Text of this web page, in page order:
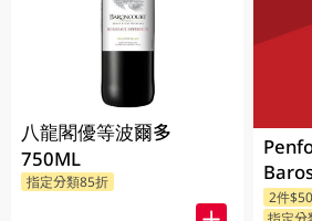
八龍閣優等波爾多
750ML
指定分類85折
2件